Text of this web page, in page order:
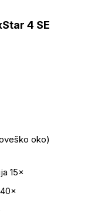
4 SE
oko)
15×